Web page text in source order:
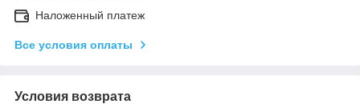
Наложенный платеж
Все условия оплаты
Условия возврата